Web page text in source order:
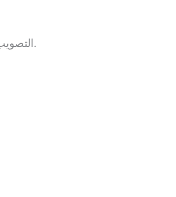
التصويب على الأهداف يساعد في تنمية التناسق بين العين واليد.